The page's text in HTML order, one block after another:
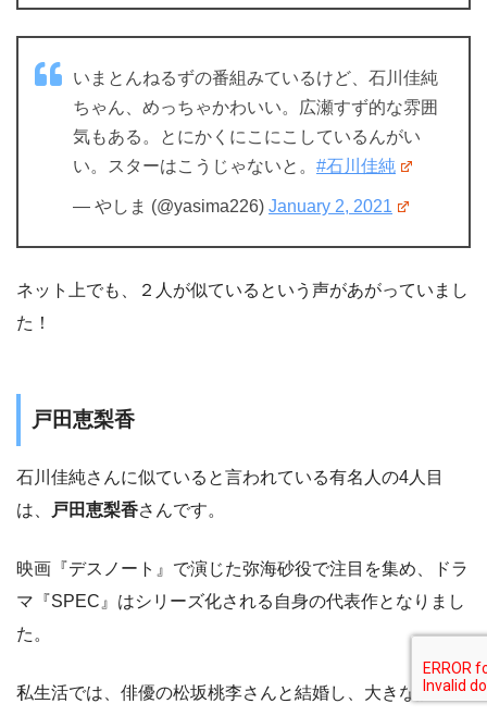
いまとんねるずの番組みているけど、石川佳純
ちゃん、めっちゃかわいい。広瀬すず的な雰囲
気もある。とにかくにこにこしているんがい
い。スターはこうじゃないと。 #石川佳純
— やしま (@yasima226) January 2, 2021
ネット上でも、２人が似ているという声があがっていまし
た！
戸田恵梨香
石川佳純さんに似ていると言われている有名人の4人目
は、
戸田恵梨香さんです。
映画『デスノート』で演じた弥海砂役で注目を集め、ドラ
マ『SPEC』はシリーズ化される自身の代表作となりまし
た。
私生活では、俳優の松坂桃李さんと結婚し、大きな話題に